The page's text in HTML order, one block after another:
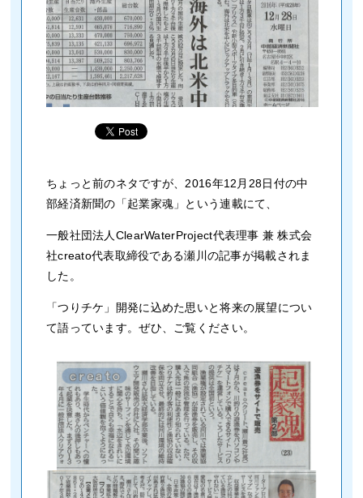
ちょっと前のネタですが、2016年12月28日付の中
部経済新聞の「起業家魂」という連載にて、
一般社団法人ClearWaterProject代表理事 兼 株式会
社creato代表取締役である瀬川の記事が掲載されま
した。
「つりチケ」開発に込めた思いと将来の展望につい
て語っています。ぜひ、ご覧ください。